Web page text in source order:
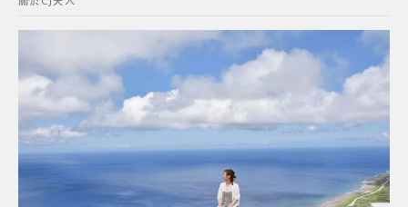
字: